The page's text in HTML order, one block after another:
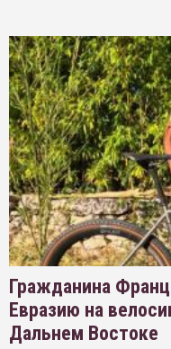
Гражданина
Евразию на
Дальнем Востоке